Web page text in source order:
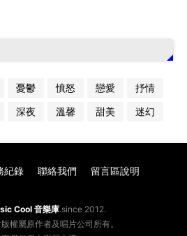
憂鬱 憤怒 戀愛
抒情
深夜 溫馨 甜美 迷幻
Cool 音樂庫.since 2012.
權屬原作者及唱片公司所有。
紀錄 聯絡我們 留言區說明